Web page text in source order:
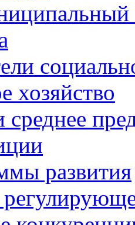
хозяйство
развития